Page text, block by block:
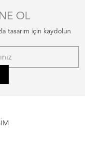
OL
tasarım için kaydolun